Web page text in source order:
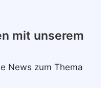
mit unserem
News zum Thema